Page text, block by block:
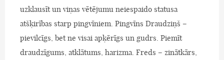
uzklausīt un viņas vētējumu neiespaido statusa
atšķirības starp pingvīniem. Pingvīns Draudziņš –
pievilcīgs, bet ne visai apķērīgs un gudrs. Piemīt
draudzīgums, atklātums, harizma. Freds – zinātkārs,